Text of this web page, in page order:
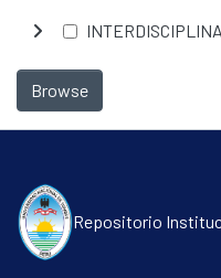
Browse
Repositorio